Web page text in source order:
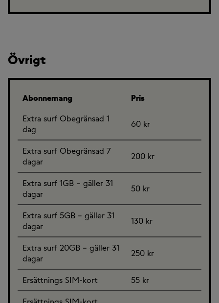
Övrigt
Abonnemang
Pris
Extra surf Obegränsad 1
dag
60 kr
Extra surf Obegränsad 7
dagar
200 kr
Extra surf 1GB – gäller 31
dagar
50 kr
Extra surf 5GB – gäller 31
dagar
130 kr
Extra surf 20GB – gäller 31
dagar
250 kr
Ersättnings SIM-kort
55 kr